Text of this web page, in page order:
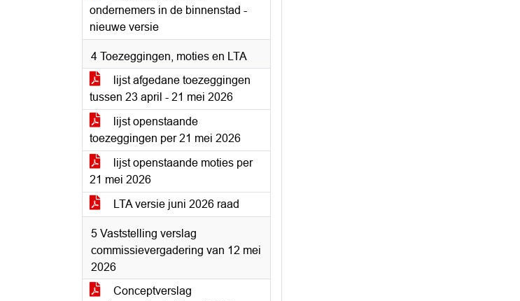
ondernemers in de binnenstad -
nieuwe versie
4 Toezeggingen, moties en LTA
lijst afgedane toezeggingen
tussen 23 april - 21 mei 2026
lijst openstaande
toezeggingen per 21 mei 2026
lijst openstaande moties per
21 mei 2026
LTA versie juni 2026 raad
5 Vaststelling verslag
commissievergadering van 12 mei
2026
Conceptverslag